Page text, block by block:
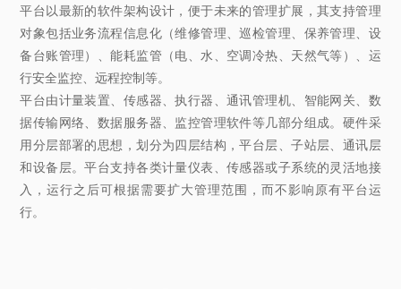
平台以最新的软件架构设计，便于未来的管理扩展，其支持管理
对象包括业务流程信息化（维修管理、巡检管理、保养管理、设
备台账管理）、能耗监管（电、水、空调冷热、天然气等）、运
行安全监控、远程控制等。
平台由计量装置、传感器、执行器、通讯管理机、智能网关、数
据传输网络、数据服务器、监控管理软件等几部分组成。硬件采
用分层部署的思想，划分为四层结构，平台层、子站层、通讯层
和设备层。平台支持各类计量仪表、传感器或子系统的灵活地接
入，运行之后可根据需要扩大管理范围，而不影响原有平台运
行。